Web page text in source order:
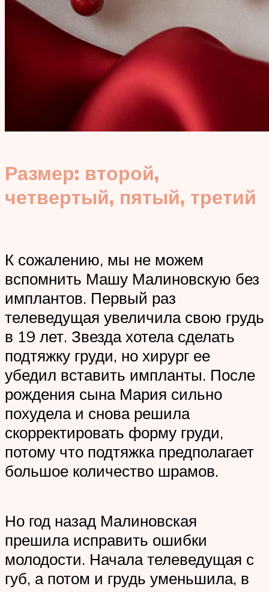
Размер: второй,
четвертый, пятый, третий
К сожалению, мы не можем
вспомнить Машу Малиновскую без
имплантов. Первый раз
телеведущая увеличила свою грудь
в 19 лет. Звезда хотела сделать
подтяжку груди, но хирург ее
убедил вставить импланты. После
рождения сына Мария сильно
похудела и снова решила
скорректировать форму груди,
потому что подтяжка предполагает
большое количество шрамов.
Но год назад Малиновская
прешила исправить ошибки
молодости. Начала телеведущая с
губ, а потом и грудь уменьшила, в